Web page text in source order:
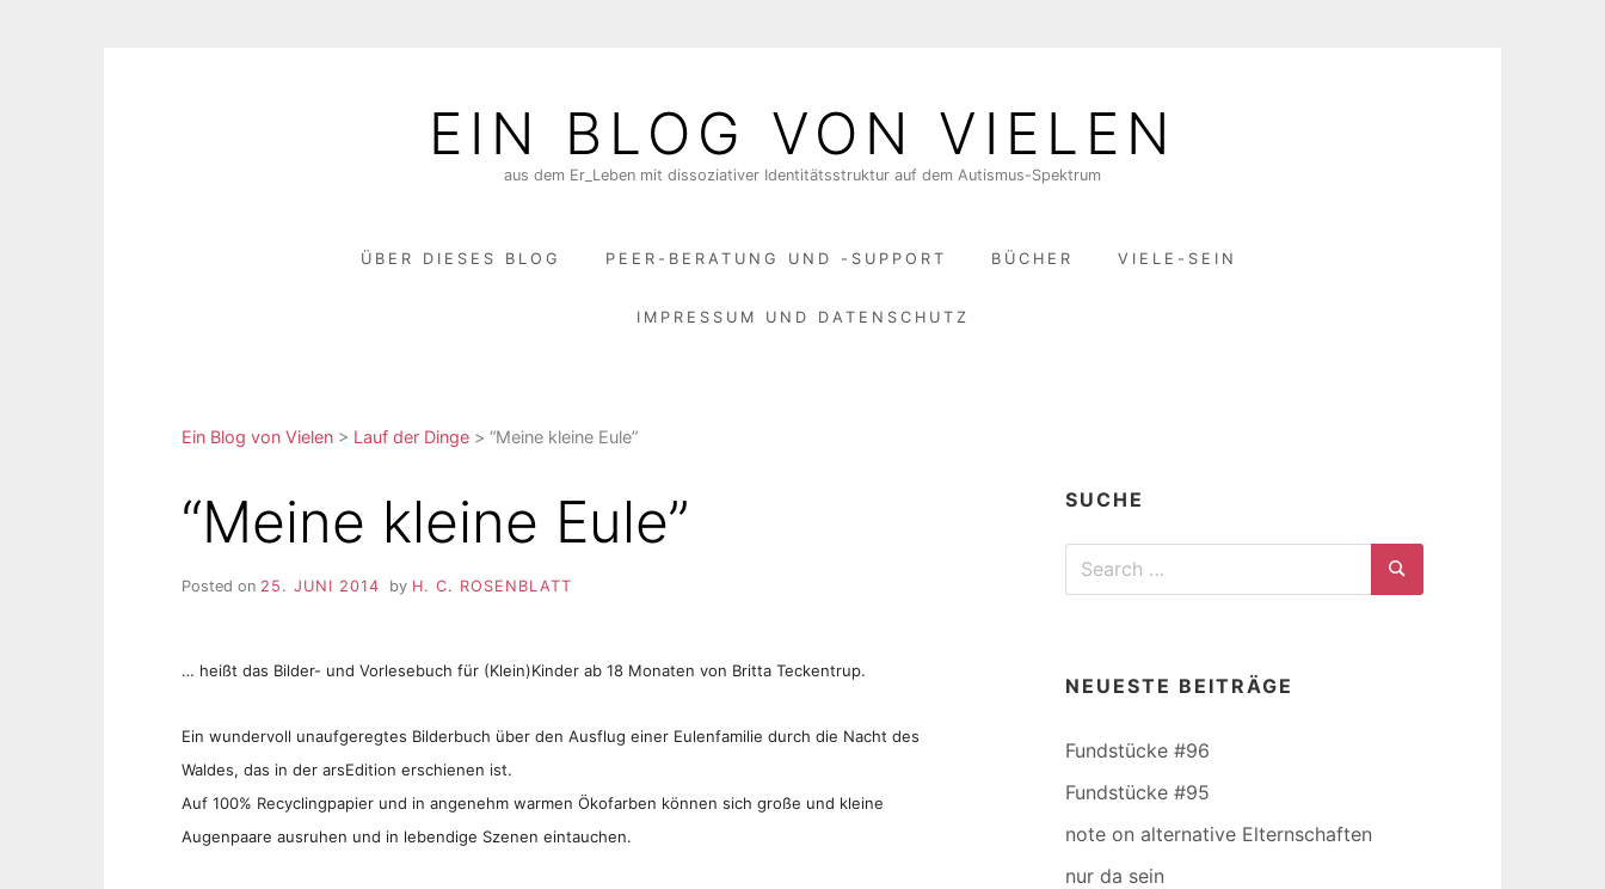
EIN BLOG VON VIELEN
aus dem Er_Leben mit dissoziativer Identitätsstruktur auf dem Autismus-Spektrum
ÜBER DIESES BLOG PEER-BERATUNG UND -SUPPORT BÜCHER VIELE-SEIN
IMPRESSUM UND DATENSCHUTZ
Ein Blog von Vielen > Lauf der Dinge > “Meine kleine Eule”
“Meine kleine Eule”
Posted on 25. JUNI 2014 by H. C. ROSENBLATT
… heißt das Bilder- und Vorlesebuch für (Klein)Kinder ab 18 Monaten von Britta Teckentrup.
Ein wundervoll unaufgeregtes Bilderbuch über den Ausflug einer Eulenfamilie durch die Nacht des
Waldes, das in der arsEdition erschienen ist.
Auf 100% Recyclingpapier und in angenehm warmen Ökofarben können sich große und kleine
Augenpaare ausruhen und in lebendige Szenen eintauchen.
SUCHE
Search
Search
NEUESTE BEITRÄGE
Fundstücke #96
Fundstücke #95
note on alternative Elternschaften
nur da sein